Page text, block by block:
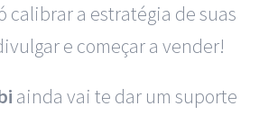
calibrar a estratégia de suas
e começar a vender!
ainda vai te dar um suporte